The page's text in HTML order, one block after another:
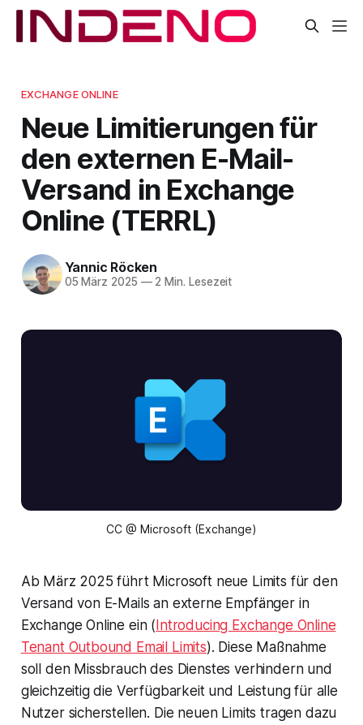
EXCHANGE ONLINE
Neue Limitierungen für
den externen E-Mail-
Versand in Exchange
Online (TERRL)
Yannic Röcken
05 März 2025 —2 Min. Lesezeit
CC @ Microsoft (Exchange)
Ab März 2025 führt Microsoft neue Limits für den
Versand von E-Mails an externe Empfänger in
Exchange Online ein (Introducing Exchange Online
Tenant Outbound Email Limits). Diese Maßnahme
soll den Missbrauch des Dienstes verhindern und
gleichzeitig die Verfügbarkeit und Leistung für alle
Nutzer sicherstellen. Die neuen Limits tragen dazu